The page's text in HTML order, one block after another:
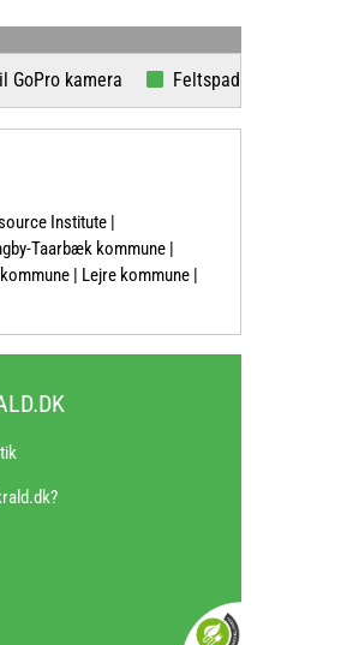
kamera Feltspade
Institute |
Taarbæk kommune |
| Lejre kommune |